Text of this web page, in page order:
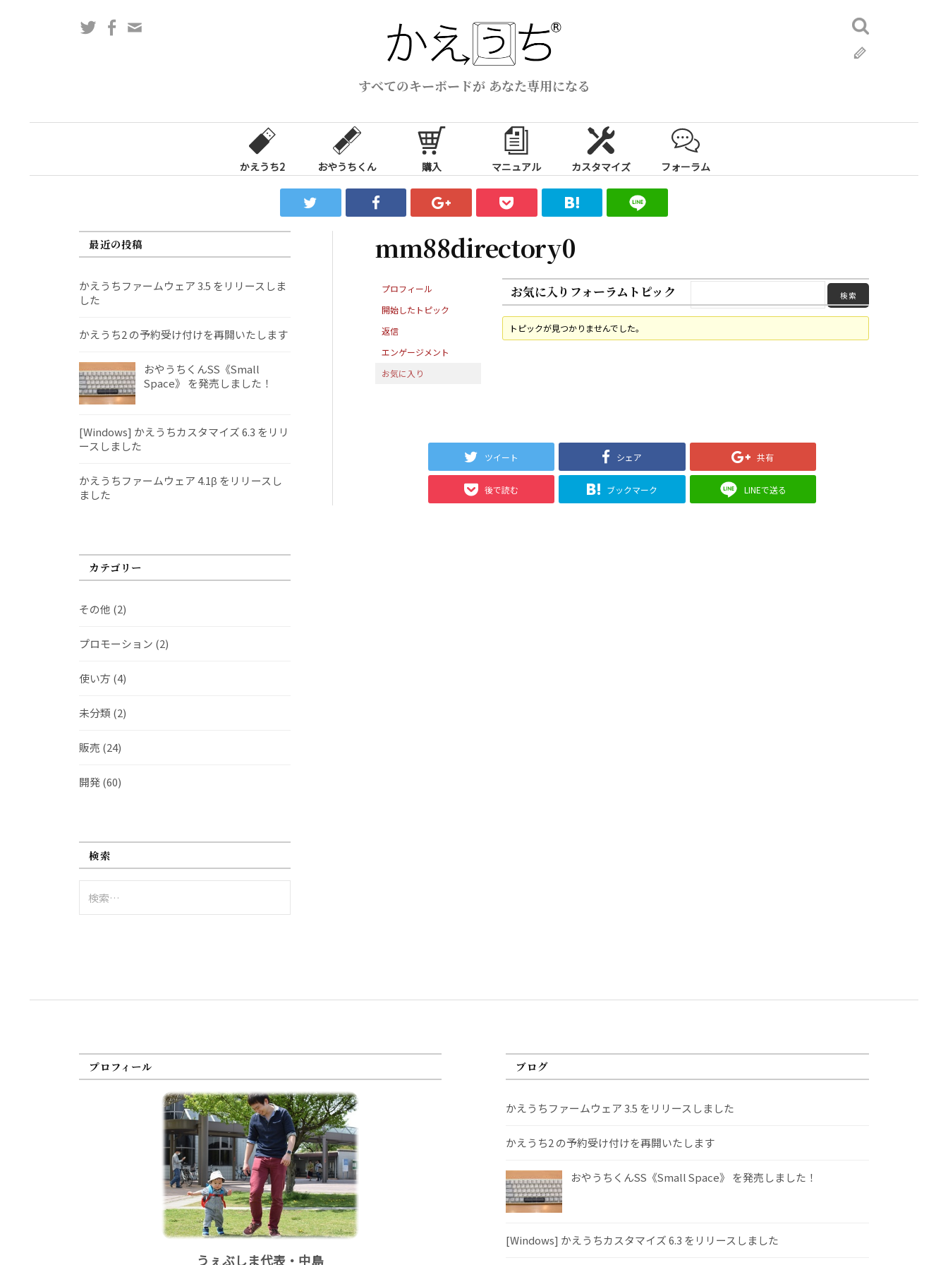
ス
すべてのキーボードが あなた専用になる
TwitterFacebook
検
索:
かえうち2 おやうちくん 購入 マニュアル カスタマイズ フォーラム
mm88directory0
プロフィール
開始したトピック
返信
エンゲージメント
お気に入り
お気に入りフォーラムトピック
トピックが見つかりませんでした。
ツイート シェア 共有
後で読む ブックマーク LINEで送る
最近の投稿
かえうちファームウェア 3.5 をリリースしま
した
かえうち2 の予約受け付けを再開いたします
おやうちくんSS《Small
Space》 を発売しました！
[Windows] かえうちカスタマイズ 6.3 をリリ
ースしました
かえうちファームウェア 4.1β をリリースし
ました
カテゴリー
その他 (2)
プロモーション (2)
使い方 (4)
未分類 (2)
販売 (24)
開発(60)
検索
索:
プロフィール
うぇぶしま代表・中島
ブログ
かえうちファームウェア 3.5 をリリースしました
かえうち2 の予約受け付けを再開いたします
おやうちくんSS《Small Space》 を発売しました！
[Windows] かえうちカスタマイズ 6.3 をリリースしました